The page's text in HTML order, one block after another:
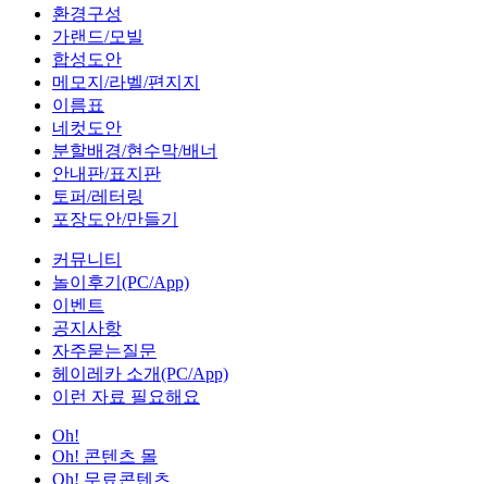
환경구성
가랜드/모빌
합성도안
메모지/라벨/편지지
이름표
네컷도안
분할배경/현수막/배너
안내판/표지판
토퍼/레터링
포장도안/만들기
커뮤니티
놀이후기(PC/App)
이벤트
공지사항
자주묻는질문
헤이레카 소개(PC/App)
이런 자료 필요해요
Oh!
Oh! 콘텐츠 몰
Oh! 무료콘텐츠